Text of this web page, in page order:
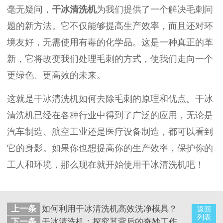
毫无疑问， 干冰清洗机为我们提供了一个解决毛刺问
题的新方法。它不仅能够提高生产效率，而且还对环
境友好，无需使用有毒的化学品。这是一种真正的革
新，它将改变我们处理毛刺的方式，使我们走向一个
更绿色、更高效的未来。
这就是干冰清洗机如何去除毛刺的原理和优点。干冰
清洗机已经在各种行业中得到了广泛的应用，无论是
汽车制造、航空工业还是医疗设备制造，都可以看到
它的身影。如果你也想提高你的生产效率，保护你的
工人和环境，那么现在就开始使用干冰清洗机吧！
返回
列表
上一条 如何利用干冰清洗机高效洗净模具？